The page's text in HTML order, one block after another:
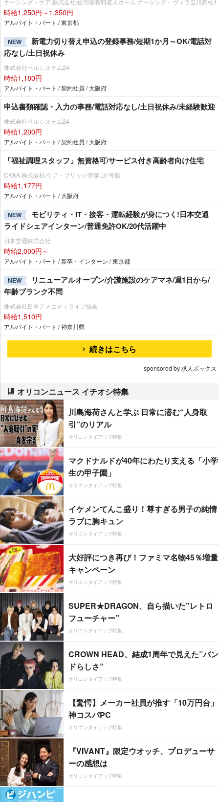
時給1,250円～1,350円
アルバイト・パート / 東京都
NEW
新電力切り替え申込の登録事務/短期1か月～OK/電話対
応なし/土日祝休み
株式会社ベルシステム24
時給1,180円
アルバイト・パート / 契約社員 / 大阪府
申込書類確認・入力の事務/電話対応なし/土日祝休み/未経験歓迎
株式会社ベルシステム24
時給1,200円
アルバイト・パート / 契約社員 / 大阪府
「福祉調理スタッフ」無資格可/サービス付き高齢者向け住宅
CK&A 株式会社/ケア・ブリッジ帝塚山1号館
時給1,177円
アルバイト・パート / 大阪府
NEW
モビリティ・IT・接客・運転経験が身につく!日本交通
ライドシェアインターン/普通免許OK/20代活躍中
日本交通株式会社
時給2,000円～
アルバイト・パート / 新卒・インターン / 東京都
NEW
リニューアルオープン/介護施設のケアマネ/週1日から/
年齢ブランク不問
株式会社日本アメニティライフ協会
時給1,510円
アルバイト・パート / 神奈川県
続きはこちら
sponsored by 求人ボックス
オリコンニュース イチオシ特集
川島海荷さんと学ぶ 日常に潜む“人身取
引”のリアル
オリコンタイアップ特集
マクドナルドが40年にわたり支える「小学
生の甲子園」
オリコンタイアップ特集
イケメンてんこ盛り！尊すぎる男子の純情
ラブに胸キュン
オリコンタイアップ特集
大好評につき再び！ファミマ名物45％増量
キャンペーン
オリコンタイアップ特集
SUPER★DRAGON、自ら描いた”レトロ
フューチャー”
オリコンタイアップ特集
CROWN HEAD、結成1周年で見えた”バン
ドらしさ”
オリコンタイアップ特集
【驚愕】メーカー社員が推す「10万円台」
神コスパPC
オリコンタイアップ特集
『VIVANT』限定ウオッチ、プロデューサ
ーの感想は
オリコンタイアップ特集